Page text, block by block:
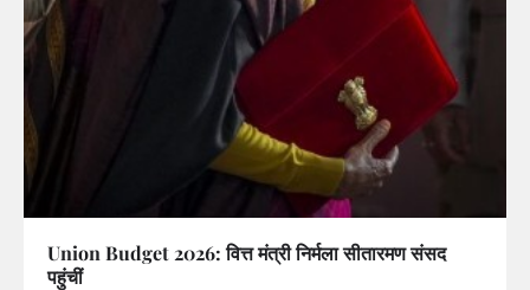
Union Budget 2026: वित्त मंत्री निर्मला सीतारमण संसद
पहुंचीं